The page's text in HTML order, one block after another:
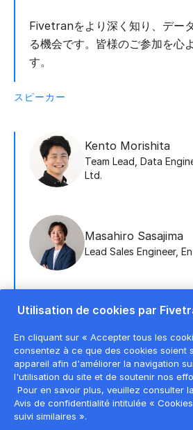
Fivetranをより深く知り、デー
る機会です。皆様のご参加を心
す。
スピーカー
Kento Morishita
Team Lead, Data
Ltd.
Masahiro Sasajima
Lead Sales Engineer,
Shoko Hayashi
Account Executive,
Utilisation de cookies par
En cliquant sur « Accepter tous les
consentez à ce que des cookies soient
appareil afin d'améliorer la navigation
l'utilisation du site et de soutenir nos
Pour en savoir plus, veuillez consulter
Avis de confidentialité intitulée «
suivi similaires ».